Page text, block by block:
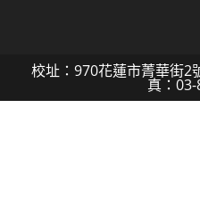
校址：970花蓮市菁華
真：